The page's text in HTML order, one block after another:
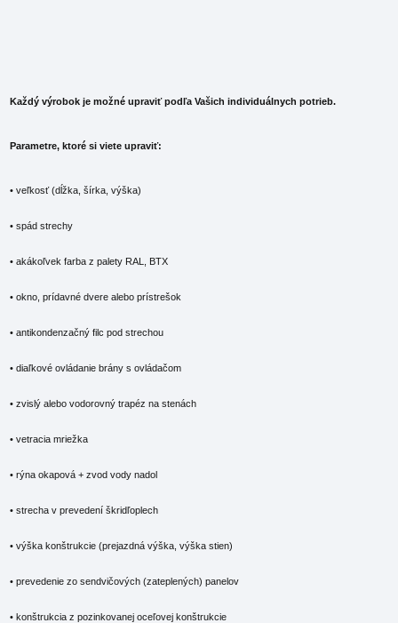
Každý výrobok je možné upraviť podľa Vašich individuálnych potrieb.
Parametre, ktoré si viete upraviť:
• veľkosť (dĺžka, šírka, výška)
• spád strechy
• akákoľvek farba z palety RAL, BTX
• okno, prídavné dvere alebo prístrešok
• antikondenzačný filc pod strechou
• diaľkové ovládanie brány s ovládačom
• zvislý alebo vodorovný trapéz na stenách
• vetracia mriežka
• rýna okapová + zvod vody nadol
• strecha v prevedení škridľoplech
• výška konštrukcie (prejazdná výška, výška stien)
• prevedenie zo sendvičových (zateplených) panelov
• konštrukcia z pozinkovanej oceľovej konštrukcie